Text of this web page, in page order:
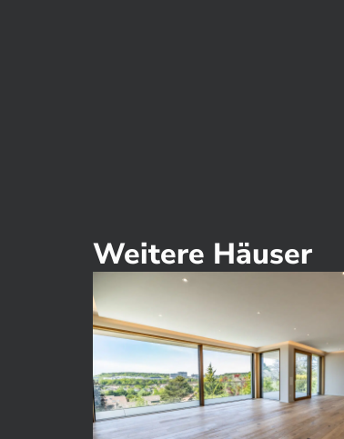
Weitere Häuser